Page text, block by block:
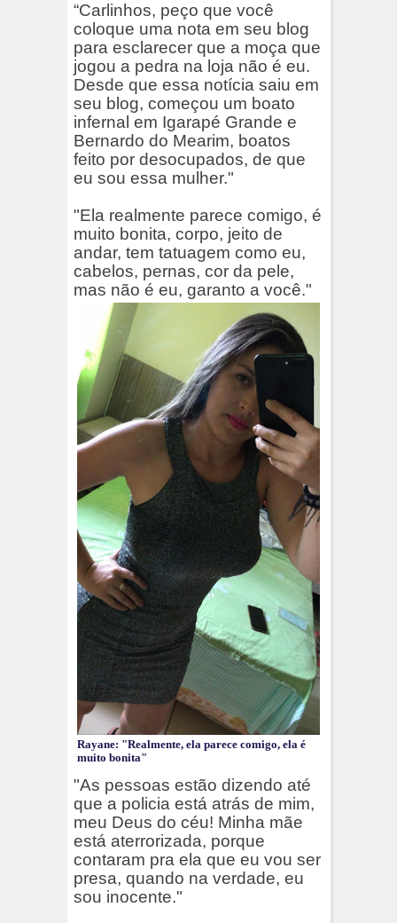
“Carlinhos, peço que você
coloque uma nota em seu blog
para esclarecer que a moça que
jogou a pedra na loja não é eu.
Desde que essa notícia saiu em
seu blog, começou um boato
infernal em Igarapé Grande e
Bernardo do Mearim, boatos
feito por desocupados, de que
eu sou essa mulher."
"Ela realmente parece comigo, é
muito bonita, corpo, jeito de
andar, tem tatuagem como eu,
cabelos, pernas, cor da pele,
mas não é eu, garanto a você."
Rayane: "Realmente, ela parece comigo, ela é
muito bonita"
"As pessoas estão dizendo até
que a policia está atrás de mim,
meu Deus do céu! Minha mãe
está aterrorizada, porque
contaram pra ela que eu vou ser
presa, quando na verdade, eu
sou inocente."